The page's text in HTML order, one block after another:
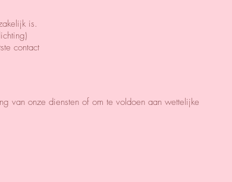
is.
contact
van onze diensten of om te voldoen aan wettelijke